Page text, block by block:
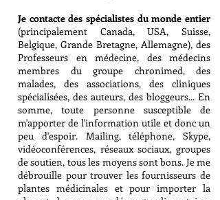
Je contacte des spécialistes du monde entier
(principalement Canada, USA, Suisse,
Belgique, Grande Bretagne, Allemagne), des
Professeurs en médecine, des médecins
membres du groupe chronimed, des
malades, des associations, des cliniques
spécialisées, des auteurs, des bloggeurs... En
somme, toute personne susceptible de
m'apporter de l'information utile et donc un
peu d'espoir. Mailing, téléphone, Skype,
vidéoconférences, réseaux sociaux, groupes
de soutien, tous les moyens sont bons. Je me
débrouille pour trouver les fournisseurs de
plantes médicinales et pour importer la